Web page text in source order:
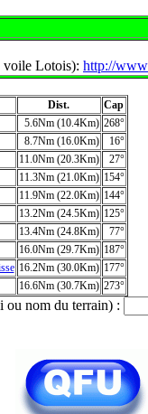
voile Lotois): http://
Dist.
Cap
5.6Nm (10.4Km) 268°
8.7Nm (16.0Km)
16°
11.0Nm (20.3Km)
27°
11.3Nm (21.0Km) 154°
11.9Nm (22.0Km) 144°
13.2Nm (24.5Km) 125°
13.4Nm (24.8Km)
77°
16.0Nm (29.7Km) 187°
16.2Nm (30.0Km) 177°
16.6Nm (30.7Km) 273°
ou nom du terrain) :